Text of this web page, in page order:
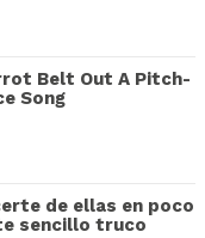
Belt Out A Pitch-
Song
de ellas en poco
sencillo truco